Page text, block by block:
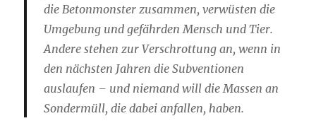
die Betonmonster zusammen, verwüsten die
Umgebung und gefährden Mensch und Tier.
Andere stehen zur Verschrottung an, wenn in
den nächsten Jahren die Subventionen
auslaufen – und niemand will die Massen an
Sondermüll, die dabei anfallen, haben.